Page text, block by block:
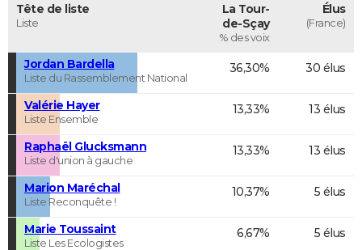
Tête de liste
Liste
La Tour-
de-Sçay
% des voix
Élus
(France)
Jordan Bardella
Liste du Rassemblement National
36,30% 30 élus
Valérie Hayer
Liste Ensemble
13,33% 13 élus
Raphaël Glucksmann
Liste d'union à gauche
13,33% 13 élus
Marion Maréchal
Liste Reconquête !
10,37% 5 élus
Marie Toussaint
Liste Les Ecologistes
6,67% 5 élus